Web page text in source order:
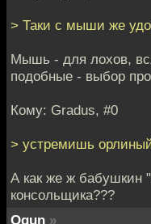
> Таки с мыши же
Мышь - для лохов,
подобные - выбор
Кому: Gradus, #0
> устремишь
А как же ж бабушкин
консольщика???
Ogun »